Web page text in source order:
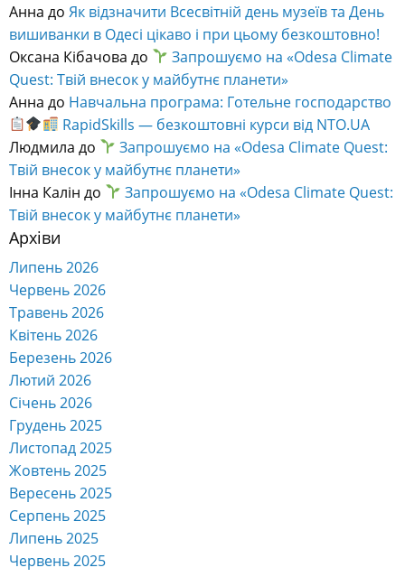
Анна до Як відзначити Всесвітній день музеїв та День
вишиванки в Одесі цікаво і при цьому безкоштовно!
Оксана Кібачова до
Запрошуємо на «Odesa Climate
Quest: Твій внесок у майбутнє планети»
Анна до Навчальна програма: Готельне господарство
RapidSkills — безкоштовні курси від NTO.UA
Людмила до
Запрошуємо на «Odesa Climate Quest:
Твій внесок у майбутнє планети»
Інна Калін до
Запрошуємо на «Odesa Climate Quest:
Твій внесок у майбутнє планети»
Архіви
Липень 2026
Червень 2026
Травень 2026
Квітень 2026
Березень 2026
Лютий 2026
Січень 2026
Грудень 2025
Листопад 2025
Жовтень 2025
Вересень 2025
Серпень 2025
Липень 2025
Червень 2025